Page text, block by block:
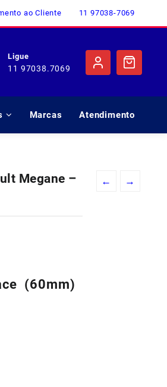
ao Cliente 11 97038-7069
Ligue
11 97038.7069
Marcas Atendimento
← →
Megane –
(60mm)